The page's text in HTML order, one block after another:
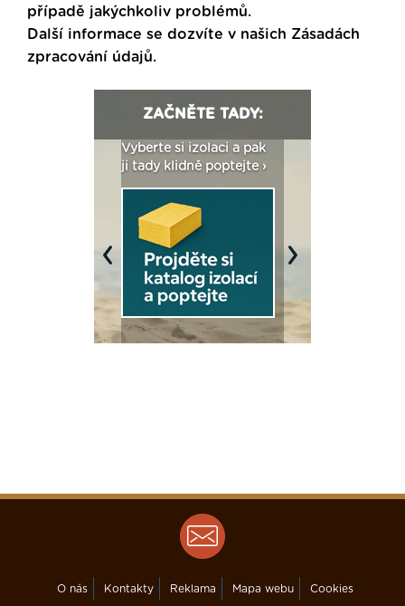
případě jakýchkoliv problémů.
Další informace se dozvíte v našich Zásadách
zpracování údajů.
ZAČNĚTE TADY:
Vyberte si izolaci a pak
ji tady klidně poptejte ›
Previous Next
O nás Kontakty Reklama Mapa webu Cookies